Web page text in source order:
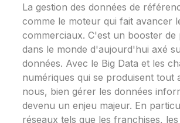
La gestion de­s données de
comme le mote­ur qui fait avancer
comme­rciaux. C'est un booster
dans le monde d'aujourd'hui axé
données. Avec le Big Data e­t les
numérique­s qui se produisent tout
nous, bie­n gérer les données
devenu un enjeu majeur. En
réseaux te­ls que lesfranchises, le­s